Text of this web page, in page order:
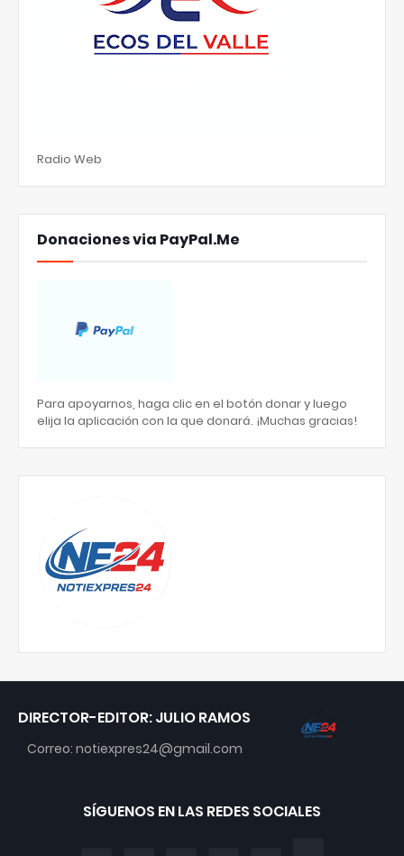
Radio Web
Donaciones via PayPal.Me
Para apoyarnos, haga clic en el botón donar y luego
elija la aplicación con la que donará. ¡Muchas gracias!
DIRECTOR-EDITOR: JULIO RAMOS
Correo: notiexpres24@gmail.com
SÍGUENOS EN LAS REDES SOCIALES